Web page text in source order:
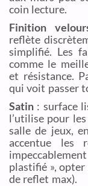
coin lecture.
Finition
reflète
simplifié. Les
comme le
et résistance.
qui voit passer
Satin : surface
l’utilise pour
salle de jeux,
accentue les
plastifié »,
de reflet max).